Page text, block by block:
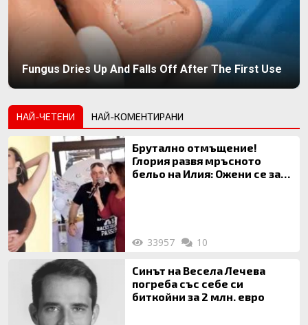
Fungus Dries Up And Falls Off After The First Use
НАЙ-ЧЕТЕНИ НАЙ-КОМЕНТИРАНИ
Брутално отмъщение!
Глория развя мръсното
бельо на Илия: Ожени се за
33957 10
Синът на Весела Лечева
погреба със себе си
биткойни за 2 млн. евро